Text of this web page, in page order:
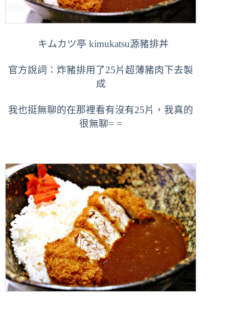
キムカツ亭 kimukatsu源豬排丼
官方說詞：炸豬排用了25片超薄豬肉下去製
成
我也挺無聊的在那裡看有沒有25片， 我真的
很無聊= =